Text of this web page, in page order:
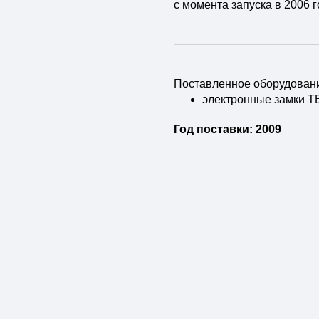
с момента запуска в 2006
Поставленное
электронные замки
Год поставки: 2009